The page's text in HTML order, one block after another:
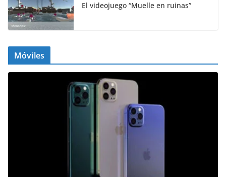
El videojuego “Muelle en ruinas”
Móviles